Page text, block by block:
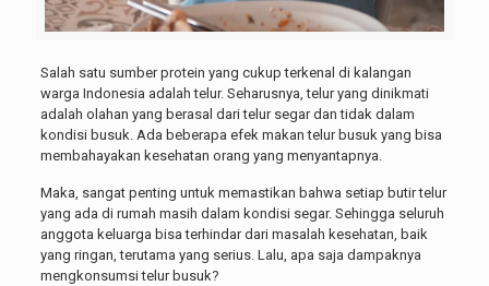
Salah satu sumber protein yang cukup terkenal di kalangan
warga Indonesia adalah telur. Seharusnya, telur yang dinikmati
adalah olahan yang berasal dari telur segar dan tidak dalam
kondisi busuk. Ada beberapa efek makan telur busuk yang bisa
membahayakan kesehatan orang yang menyantapnya.
Maka, sangat penting untuk memastikan bahwa setiap butir telur
yang ada di rumah masih dalam kondisi segar. Sehingga seluruh
anggota keluarga bisa terhindar dari masalah kesehatan, baik
yang ringan, terutama yang serius. Lalu, apa saja dampaknya
mengkonsumsi telur busuk?